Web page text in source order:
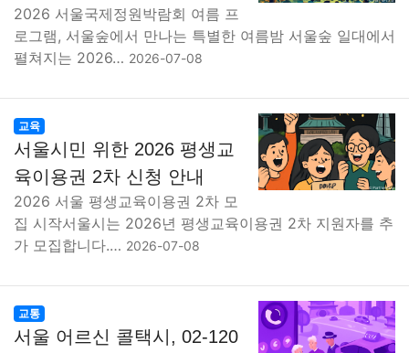
2026 서울국제정원박람회 여름 프
로그램, 서울숲에서 만나는 특별한 여름밤 서울숲 일대에서
펼쳐지는 2026… 2026-07-08
교육
서울시민 위한 2026 평생교
육이용권 2차 신청 안내
2026 서울 평생교육이용권 2차 모
집 시작서울시는 2026년 평생교육이용권 2차 지원자를 추
가 모집합니다.… 2026-07-08
교통
서울 어르신 콜택시, 02-120